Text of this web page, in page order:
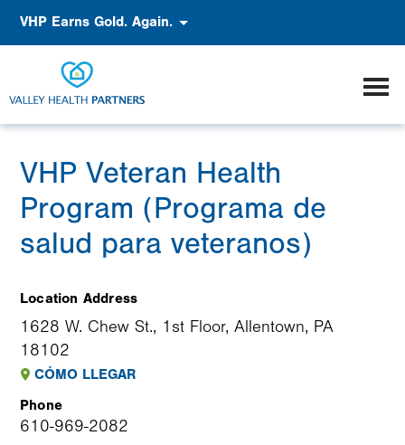
VHP Earns Gold. Again.
VHP Veteran Health
Program (Programa de
salud para veteranos)
Location Address
1628 W. Chew St., 1st Floor, Allentown, PA
18102
CÓMO LLEGAR
Phone
610-969-2082